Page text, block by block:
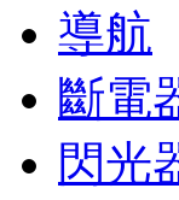
導航
斷電
閃光